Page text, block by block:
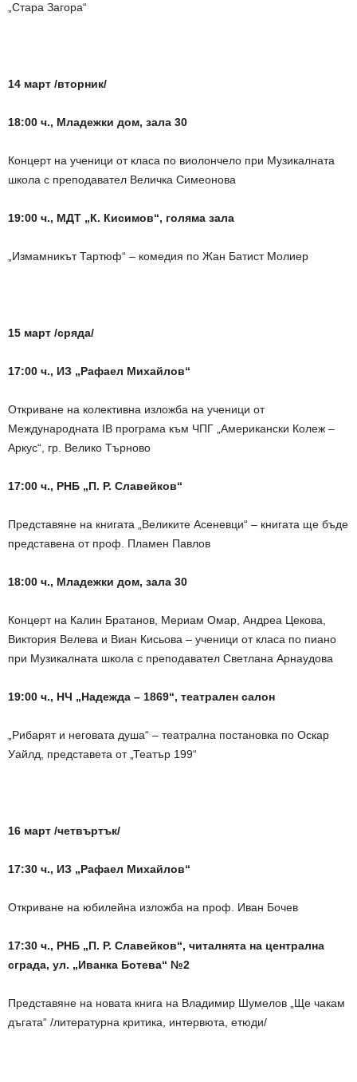
„Стара Загора“
14 март /вторник/
18:00 ч., Младежки дом, зала 30
Концерт на ученици от класа по виолончело при Музикалната
школа с преподавател Величка Симеонова
19:00 ч., МДТ „К. Кисимов“, голяма зала
„Измамникът Тартюф“ – комедия по Жан Батист Молиер
15 март /сряда/
17:00 ч., ИЗ „Рафаел Михайлов“
Откриване на колективна изложба на ученици от
Международната IB програма към ЧПГ „Американски Колеж –
Аркус“, гр. Велико Търново
17:00 ч., РНБ „П. Р. Славейков“
Представяне на книгата „Великите Асеневци“ – книгата ще бъде
представена от проф. Пламен Павлов
18:00 ч., Младежки дом, зала 30
Концерт на Калин Братанов, Мериам Омар, Андреа Цекова,
Виктория Велева и Виан Кисьова – ученици от класа по пиано
при Музикалната школа с преподавател Светлана Арнаудова
19:00 ч., НЧ „Надежда – 1869“, театрален салон
„Рибарят и неговата душа“ – театрална постановка по Оскар
Уайлд, представета от „Театър 199“
16 март /четвъртък/
17:30 ч., ИЗ „Рафаел Михайлов“
Откриване на юбилейна изложба на проф. Иван Бочев
17:30 ч., РНБ „П. Р. Славейков“, читалнята на централна
сграда, ул. „Иванка Ботева“ №2
Представяне на новата книга на Владимир Шумелов „Ще чакам
дъгата“ /литературна критика, интервюта, етюди/